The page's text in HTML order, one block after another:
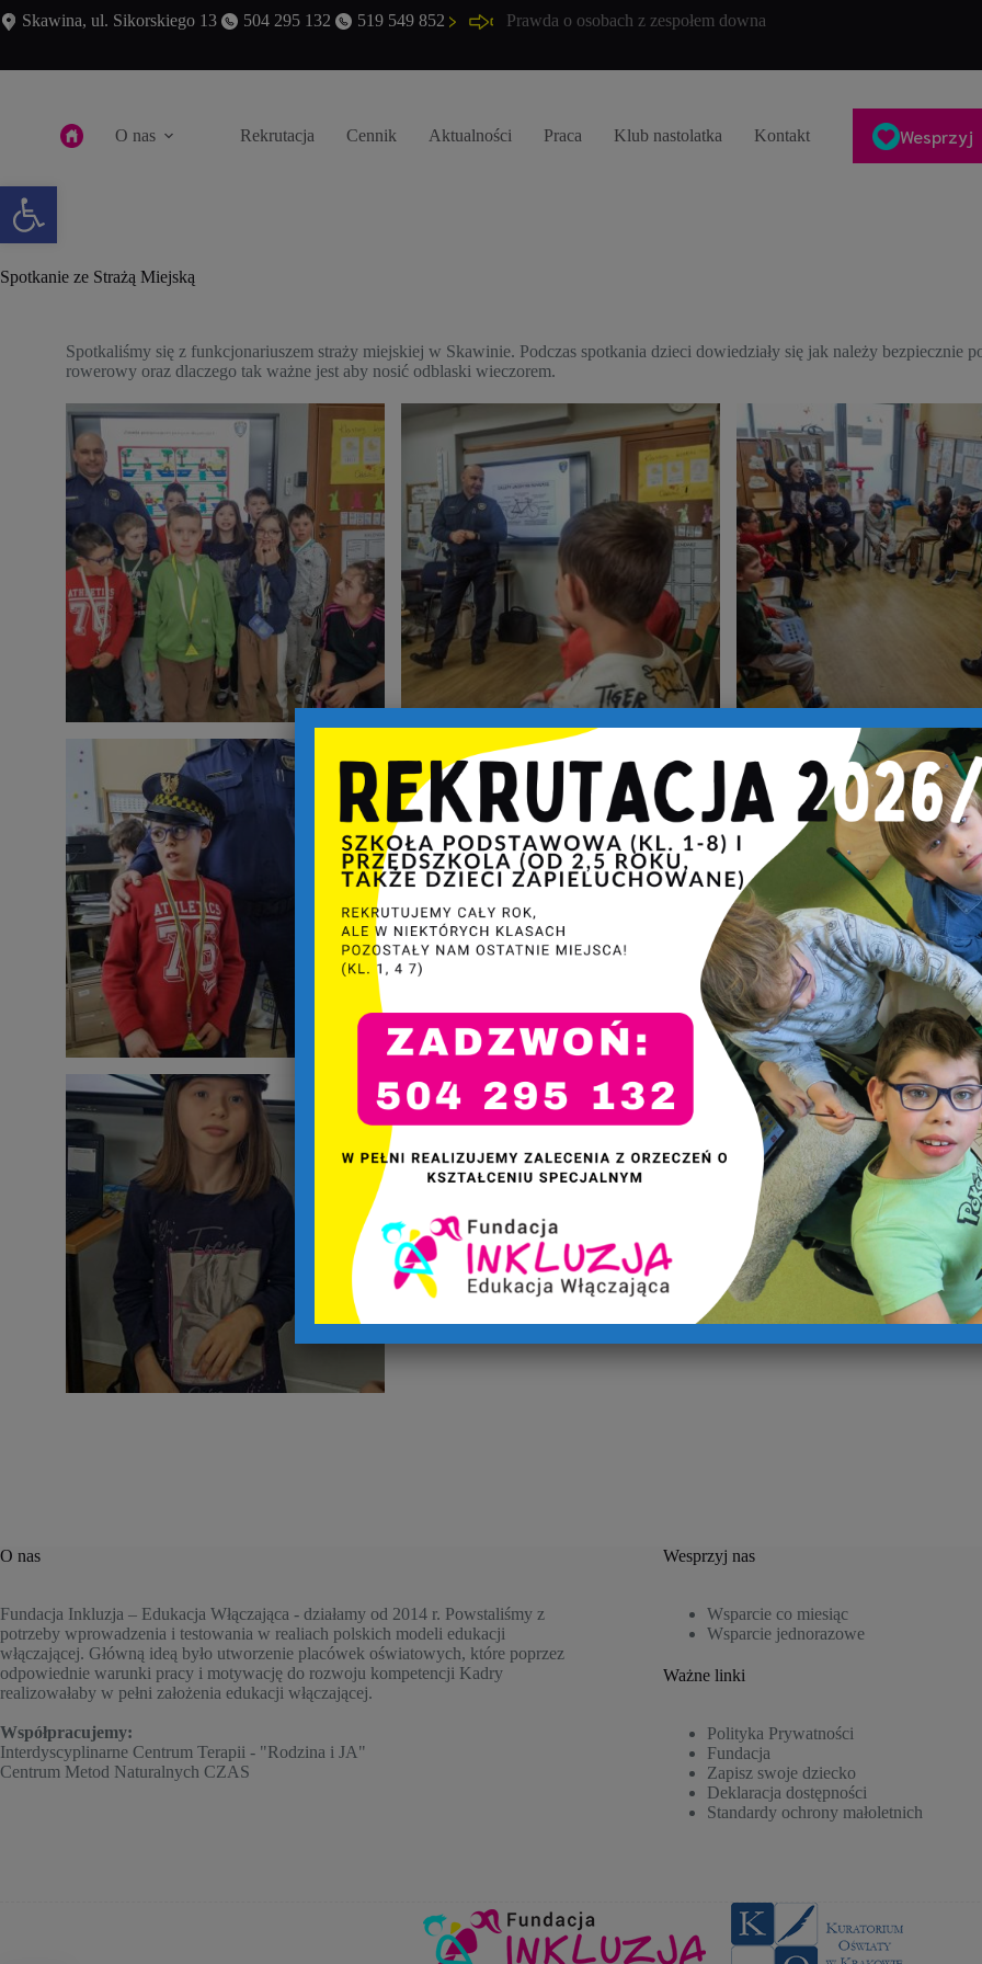
Otwórz pasek narzędzi
Skawina, ul. Sikorskiego 13 504 295 132 519 549 852 Prawda o osobach z zespołem downa
O nas Rekrutacja Cennik Aktualności Praca Klub nastolatka Kontakt Wesprzyj
Spotkanie ze Strażą Miejską
Spotkaliśmy się z funkcjonariuszem straży miejskiej w Skawinie. Podczas spotkania dzieci dowiedziały się jak należy bezpiecznie
rowerowy oraz dlaczego tak ważne jest aby nosić odblaski wieczorem.
O nas
Fundacja Inkluzja – Edukacja Włączająca - działamy od 2014 r. Powstaliśmy z
potrzeby wprowadzenia i testowania w realiach polskich modeli edukacji
włączającej. Główną ideą było utworzenie placówek oświatowych, które poprzez
odpowiednie warunki pracy i motywację do rozwoju kompetencji Kadry
realizowałaby w pełni założenia edukacji włączającej.
Współpracujemy:
Interdyscyplinarne Centrum Terapii - "Rodzina i JA"
Centrum Metod Naturalnych CZAS
Wesprzyj nas
Wsparcie co miesiąc
Wsparcie jednorazowe
Ważne linki
Polityka Prywatności
Fundacja
Zapisz swoje dziecko
Deklaracja dostępności
Standardy ochrony małoletnich